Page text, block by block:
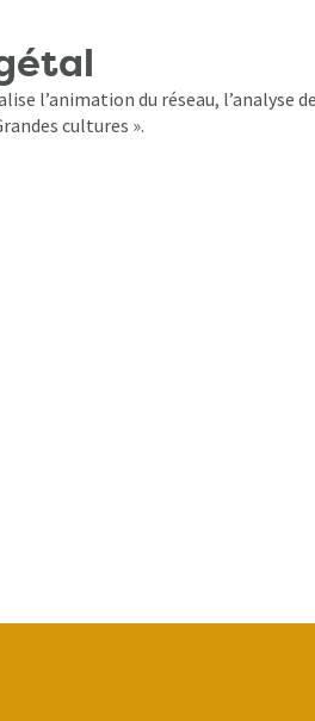
l’animation du réseau, l’analyse
cultures ».